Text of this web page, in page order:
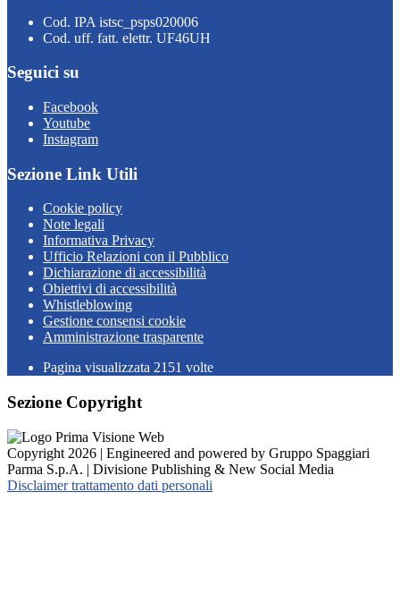
Cod. IPA istsc_psps020006
Cod. uff. fatt. elettr. UF46UH
Seguici su
Facebook
Youtube
Instagram
Sezione Link Utili
Cookie policy
Note legali
Informativa Privacy
Ufficio Relazioni con il Pubblico
Dichiarazione di accessibilità
Obiettivi di accessibilità
Whistleblowing
Gestione consensi cookie
Amministrazione trasparente
Pagina visualizzata 2151 volte
Sezione Copyright
Copyright 2026 | Engineered and powered by Gruppo Spaggiari
Parma S.p.A. | Divisione Publishing & New Social Media
Disclaimer trattamento dati personali